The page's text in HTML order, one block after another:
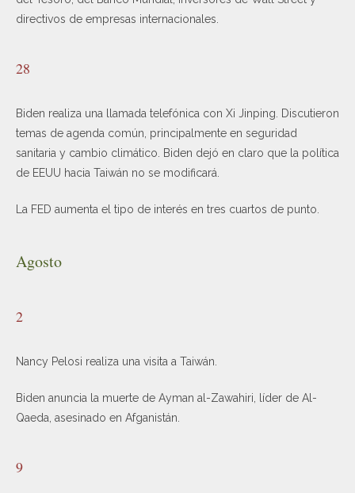
directivos de empresas internacionales.
28
Biden realiza una llamada telefónica con Xi Jinping. Discutieron
temas de agenda común, principalmente en seguridad
sanitaria y cambio climático. Biden dejó en claro que la política
de EEUU hacia Taiwán no se modificará.
La FED aumenta el tipo de interés en tres cuartos de punto.
Agosto
2
Nancy Pelosi realiza una visita a Taiwán.
Biden anuncia la muerte de Ayman al-Zawahiri, líder de Al-
Qaeda, asesinado en Afganistán.
9